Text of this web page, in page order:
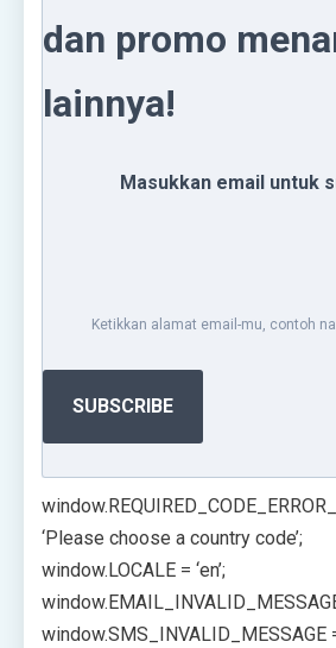
dan promo
lainnya!
Masukkan email untuk
Ketikkan alamat email-mu, contoh
SUBSCRIBE
‘Please choose a country code’;
window.LOCALE = ‘en’;
window.SMS_INVALID_MESSAGE